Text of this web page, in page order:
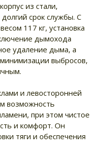
из стали,
срок службы. С
117 кг, установка
дымохода
удаление дыма, а
выбросов,
и левосторонней
возможность
при этом чистое
и комфорт. Он
тяги и обеспечения